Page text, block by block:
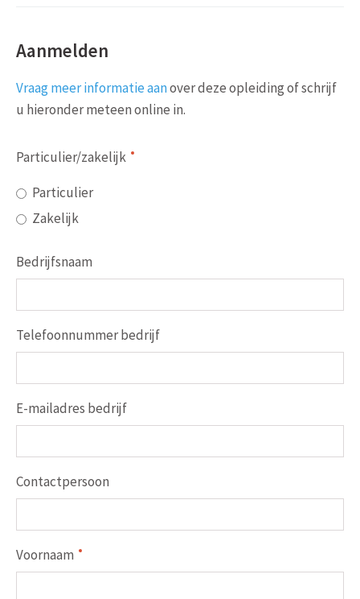
Aanmelden
Vraag meer informatie aanover deze opleiding of schrijf
u hieronder meteen online in.
Particulier/zakelijk
Particulier
Zakelijk
Bedrijfsnaam
Telefoonnummer bedrijf
E-mailadres bedrijf
Contactpersoon
Voornaam